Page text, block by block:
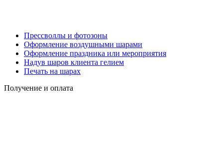
Прессволлы и фотозоны
Оформление воздушными шарами
Оформление праздника или мероприятия
Надув шаров клиента гелием
Печать на шарах
Получение и оплата